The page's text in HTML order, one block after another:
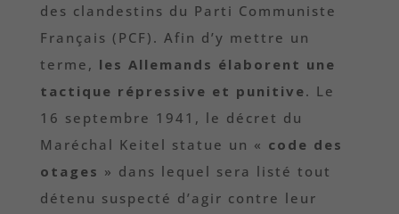
des clandestins du Parti Communiste
Français (PCF). Afin d’y mettre un
terme, les Allemands élaborent une
tactique répressive et punitive. Le
16 septembre 1941, le décret du
Maréchal Keitel statue un « code des
otages » dans lequel sera listé tout
détenu suspecté d’agir contre leur